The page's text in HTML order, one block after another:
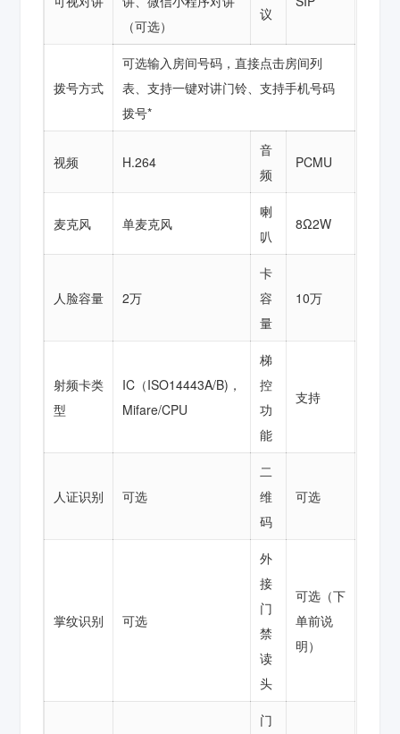
（可选）
议
拨号方式
可选输入房间号码，直接点击房间列
表、支持一键对讲门铃、支持手机号码
拨号*
视频 H.264
音
频
PCMU
麦克风 单麦克风
喇
叭
8Ω2W
人脸容量 2万
卡
容
量
10万
射频卡类
型
IC（ISO14443A/B)，
Mifare/CPU
梯
控
功
能
支持
人证识别 可选
二
维
码
可选
掌纹识别 可选
外
接
门
禁
读
头
可选（下
单前说
明）
门